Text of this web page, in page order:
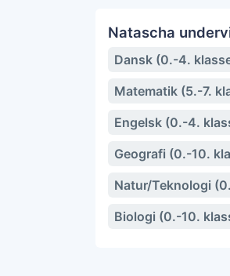
Natascha
Dansk (0.-4.
Matematik (5.-7.
Engelsk (0.-4.
Geografi (0.-10.
Natur/Teknologi
Biologi (0.-10.